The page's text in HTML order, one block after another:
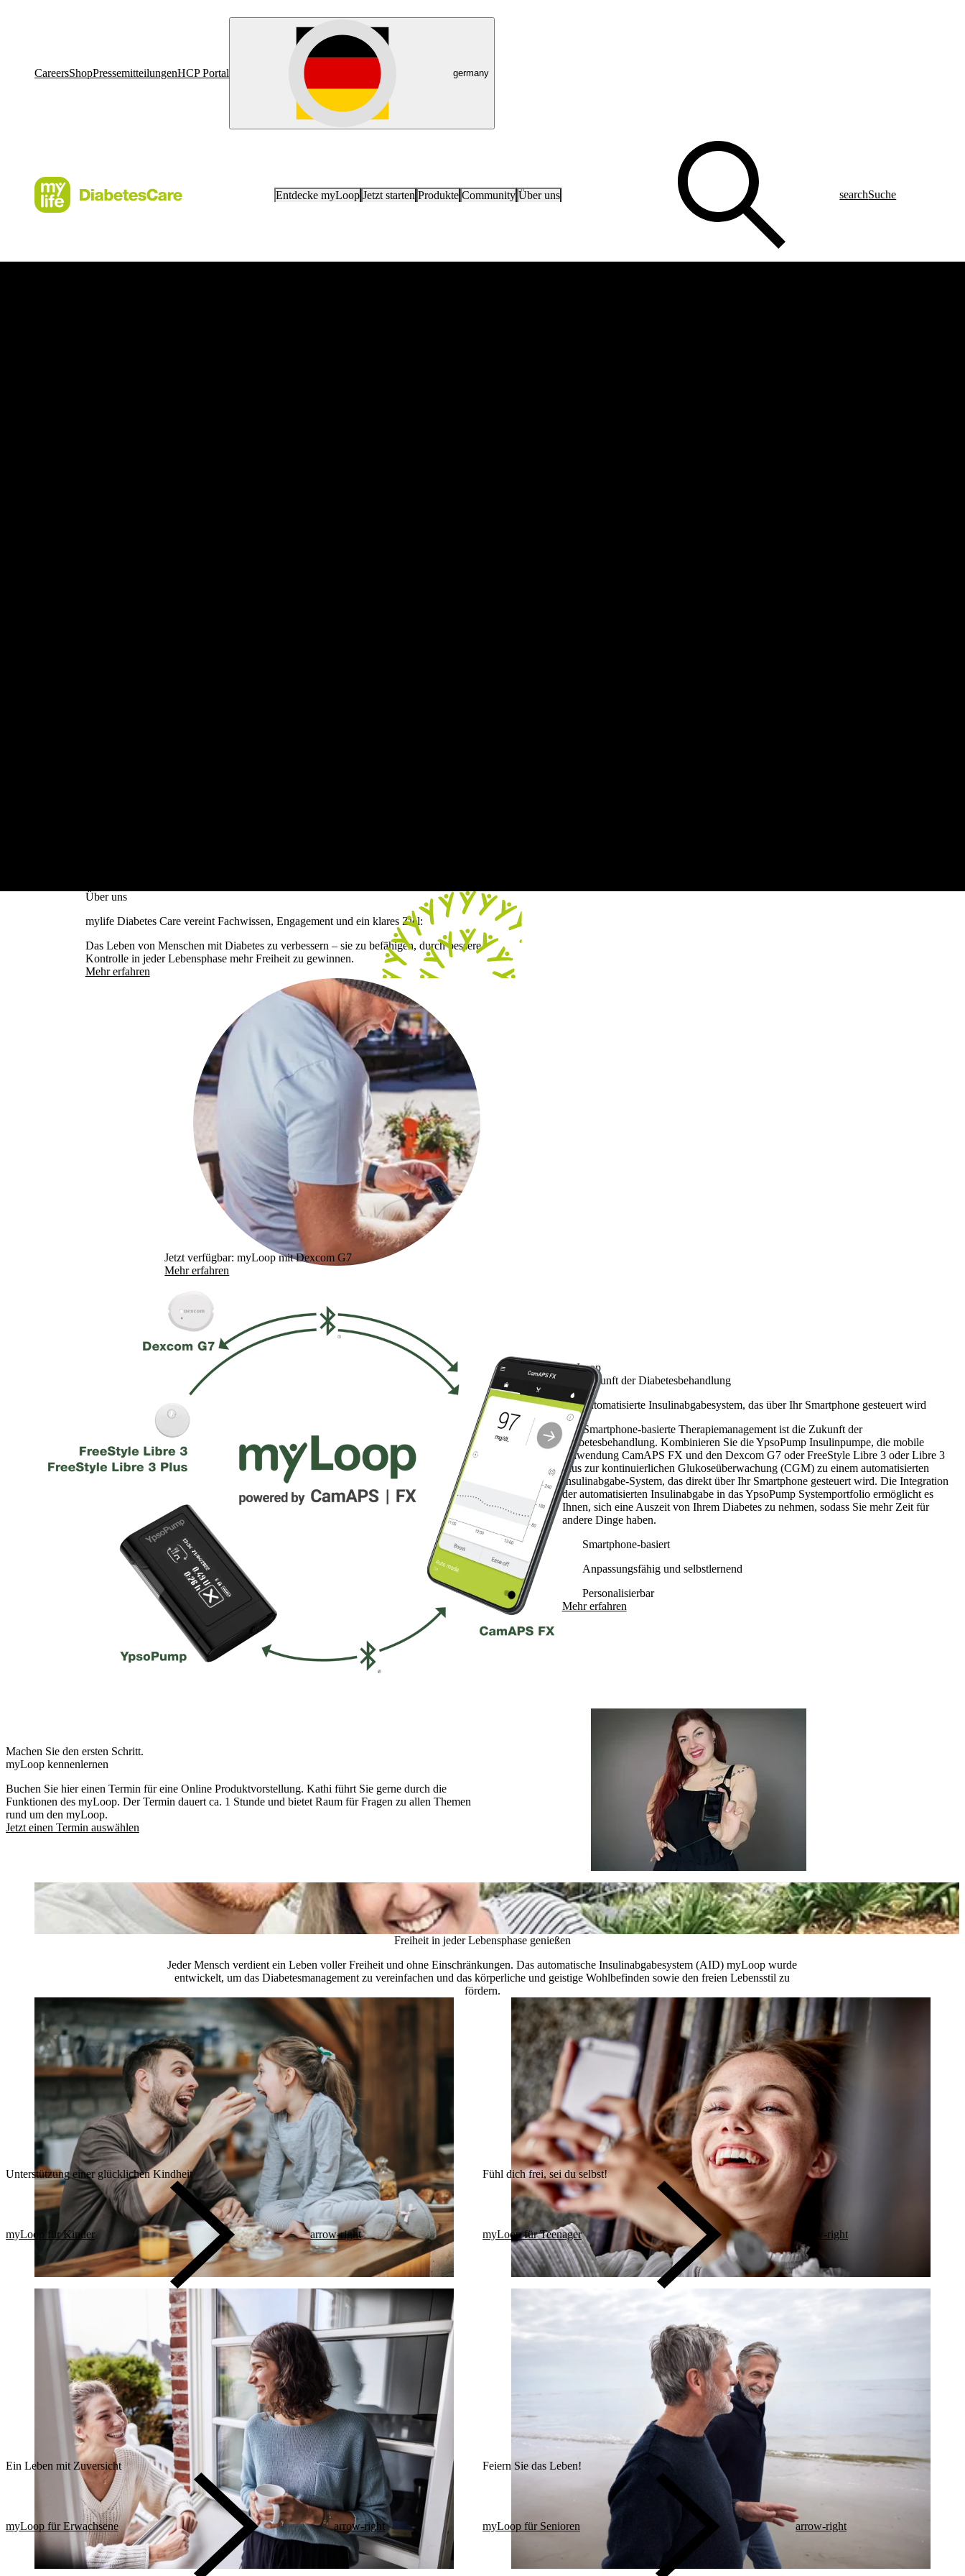
CareersShopPressemitteilungenHCP Portal germany
Entdecke myLoop Jetzt starten Produkte Community Über uns searchSuche
Über uns
mylife Diabetes Care vereint Fachwissen, Engagement und ein klares Ziel:
Das Leben von Menschen mit Diabetes zu verbessern – sie zu befähigen, durch bessere
Kontrolle in jeder Lebensphase mehr Freiheit zu gewinnen.
Mehr erfahren
Jetzt verfügbar: myLoop mit Dexcom G7
Mehr erfahren
myLoop
Die Zukunft der Diabetesbehandlung
Das automatisierte Insulinabgabesystem, das über Ihr Smartphone gesteuert wird
Das Smartphone-basierte Therapiemanagement ist die Zukunft der
Diabetesbehandlung. Kombinieren Sie die YpsoPump Insulinpumpe, die mobile
Anwendung CamAPS FX und den Dexcom G7 oder FreeStyle Libre 3 oder Libre 3
Plus zur kontinuierlichen Glukoseüberwachung (CGM) zu einem automatisierten
Insulinabgabe-System, das direkt über Ihr Smartphone gesteuert wird. Die Integration
der automatisierten Insulinabgabe in das YpsoPump Systemportfolio ermöglicht es
Ihnen, sich eine Auszeit von Ihrem Diabetes zu nehmen, sodass Sie mehr Zeit für
andere Dinge haben.
Smartphone-basiert
Anpassungsfähig und selbstlernend
Personalisierbar
Mehr erfahren
Machen Sie den ersten Schritt.
myLoop kennenlernen
Buchen Sie hier einen Termin für eine Online Produktvorstellung. Kathi führt Sie gerne durch die
Funktionen des myLoop. Der Termin dauert ca. 1 Stunde und bietet Raum für Fragen zu allen Themen
rund um den myLoop.
Jetzt einen Termin auswählen
‘‘Es gibt so viel, woran man in der Schwangerschaft denken muss. Als ich anfing, myLoop zu vertrauen,
hatte ich das Gefühl, dass mir eine Last von den Schultern genommen wurde.’’
Tanya, Typ-1-Diabetikerin und stolze Mutter von Alyssa
Mehr zur Schwangerschaft mit myLoop
Freiheit in jeder Lebensphase genießen
Jeder Mensch verdient ein Leben voller Freiheit und ohne Einschränkungen. Dasautomatische Insulinabgabesystem (AID) myLoop wurde
entwickelt, um das Diabetesmanagement zu vereinfachen und das körperliche und geistige Wohlbefinden sowie den freien Lebensstil zu
fördern.
Unterstützung einer glücklichen Kindheit
myLoop für Kinder arrow-right
Ein Leben mit Zuversicht
myLoop für Erwachsene arrow-right
Fühl dich frei, sei du selbst!
myLoop für Teenager arrow-right
Feiern Sie das Leben!
myLoop für Senioren arrow-right